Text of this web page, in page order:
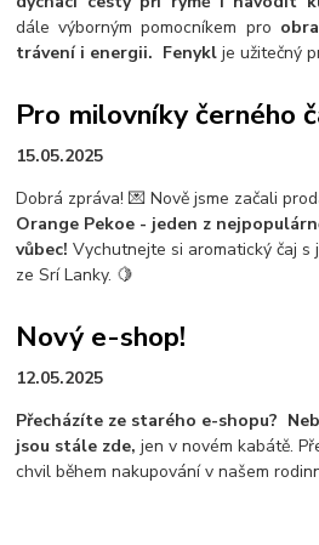
dále výborným pomocníkem pro
trávení i energii. Fenykl je užitečný
Pro milovníky černého
15.05.2025
Dobrá zpráva! 💌 Nově jsme začali
Orange Pekoe - jeden z
vůbec! Vychutnejte si aromatický čaj s
ze Srí Lanky. 🍋
Nový e-shop!
12.05.2025
Přecházíte ze starého e-shopu?
jsou stále zde, jen v novém kabátě.
chvil během nakupování v našem